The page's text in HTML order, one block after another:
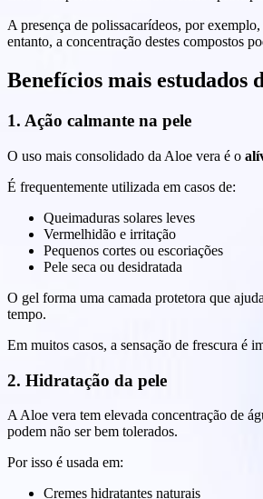
A presença de polissacarídeos, por
entanto, a concentração destes compostos
Benefícios mais estudados
1. Ação calmante na pele
O uso mais consolidado da Aloe vera é o
É frequentemente utilizada em casos de:
Queimaduras solares leves
Vermelhidão e irritação
Pequenos cortes ou escoriações
Pele seca ou desidratada
O gel forma uma camada protetora que
tempo.
Em muitos casos, a sensação de frescura é
2. Hidratação da pele
A Aloe vera tem elevada concentração de
podem não ser bem tolerados.
Por isso é usada em:
Cremes hidratantes naturais